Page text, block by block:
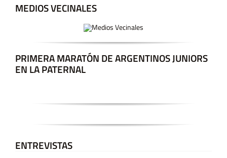
MEDIOS VECINALES
PRIMERA MARATÓN DE ARGENTINOS JUNIORS
EN LA PATERNAL
ENTREVISTAS